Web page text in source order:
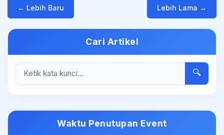
← Lebih Baru Lebih Lama →
Cari Artikel
🔍
Waktu Penutupan Event